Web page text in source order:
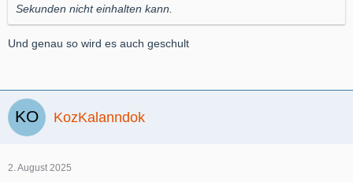
Sekunden nicht einhalten kann.
Und genau so wird es auch geschult
KozKalanndok
2. August 2025